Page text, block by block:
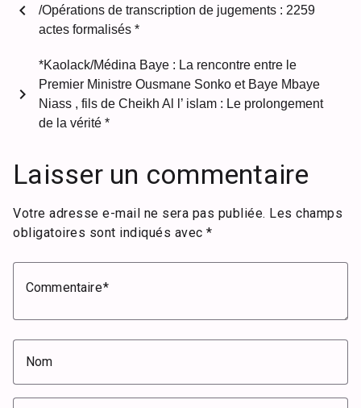
chevron_left
/Opérations de transcription de jugements : 2259
actes formalisés *
*Kaolack/Médina Baye : La rencontre entre le
Premier Ministre Ousmane Sonko et Baye Mbaye
Niass , fils de Cheikh Al l’ islam : Le prolongement
de la vérité *
chevron_right
Laisser un commentaire
Votre adresse e-mail ne sera pas publiée. Les champs
obligatoires sont indiqués avec *
Commentaire
Nom